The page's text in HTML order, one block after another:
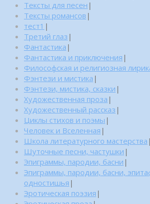
Тексты для песен |
Тексты романсов |
тест1 |
Третий глаз |
Фантастика |
Фантастика и приключения |
Философская и религиозная
Фэнтези и мистика |
Фэнтези, мистика, сказки |
Художественная проза |
Художественный рассказ |
Циклы стихов и поэмы |
Человек и Вселенная |
Школа литературного мастерства |
Шуточные песни, частушки |
Эпиграммы, пародии, басни |
Эпиграммы, пародии, басни,
одностишья |
Эротическая поэзия |